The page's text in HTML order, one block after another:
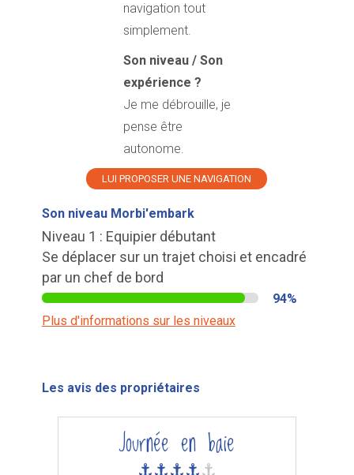
navigation tout
simplement.
Son niveau / Son
expérience ?
Je me débrouille, je
pense être
autonome.
LUI PROPOSER UNE NAVIGATION
Son niveau Morbi'embark
Niveau 1 : Equipier débutant
Se déplacer sur un trajet choisi et encadré
par un chef de bord
94%
Plus d'informations sur les niveaux
Les avis des propriétaires
Journée en baie